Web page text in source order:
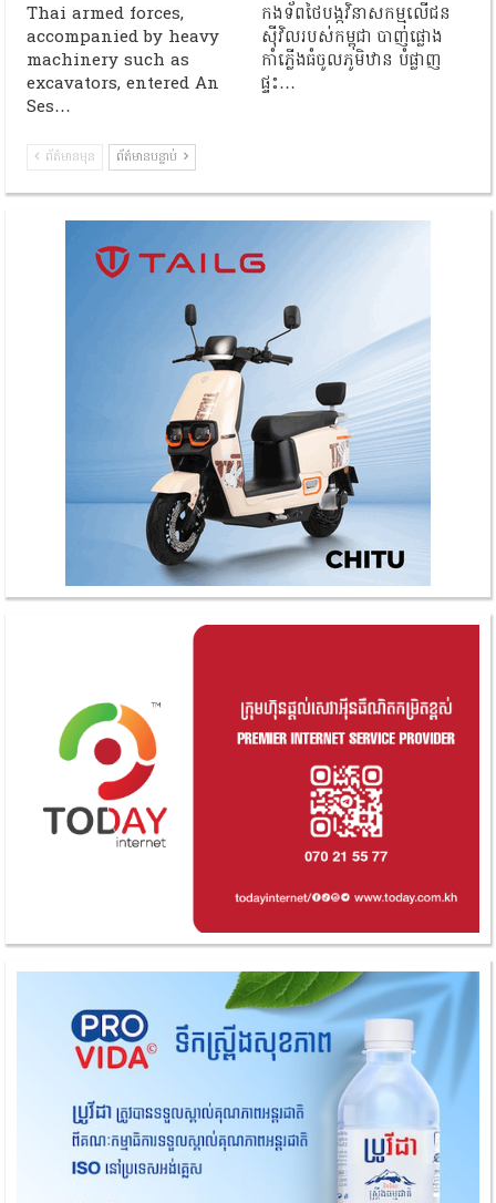
Thai armed forces,
accompanied by heavy
machinery such as
excavators, entered An
Ses…
កងទ័ពថៃបង្កវិនាសកម្មលើជន
ស៊ីវិលរបស់កម្ពុជា បាញ់ផ្លោង
កាំភ្លើងធំចូលភូមិឋាន បំផ្លាញ
ផ្ទះ…
ព័ត៌មានមុន ព័ត៌មានបន្ទាប់